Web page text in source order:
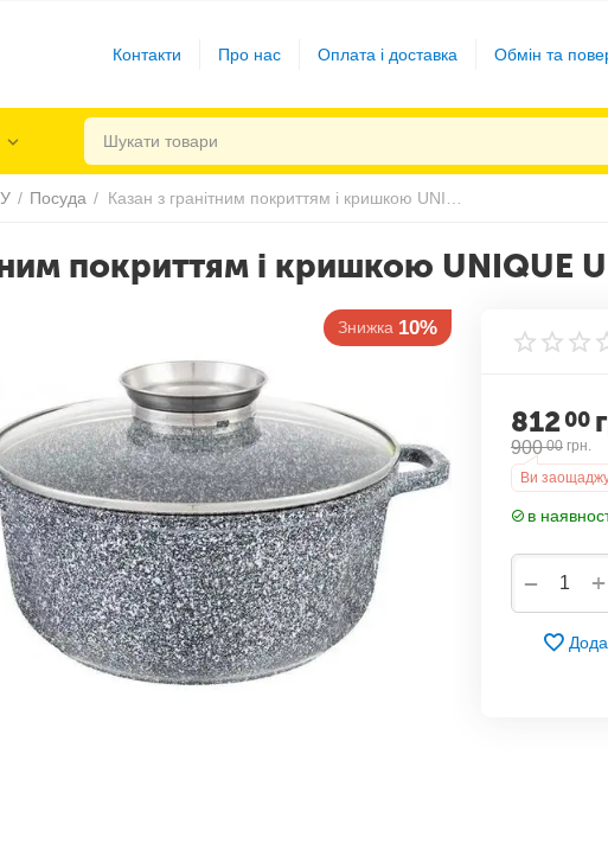
Контакти Про нас Оплата і доставка Обмін та
/ Посуда /
покриттям і кришкою UNIQUE
Знижка 10%
81200
900 00 грн.
Ви
в
+
−